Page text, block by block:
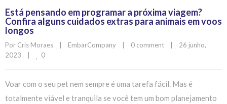
Está pensando em programar a próxima viagem?
Confira alguns cuidados extras para animais em voos
longos
Por Cris Moraes EmbarCompany 0 comment
26 junho,
2023
0
Voar com o seu pet nem sempre é uma tarefa fácil. Mas é
totalmente viável e tranquila se você tem um bom planejamento